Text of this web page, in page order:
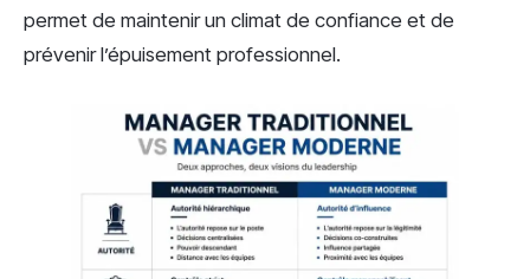
permet de maintenir un climat de confiance et de
prévenir l’épuisement professionnel.